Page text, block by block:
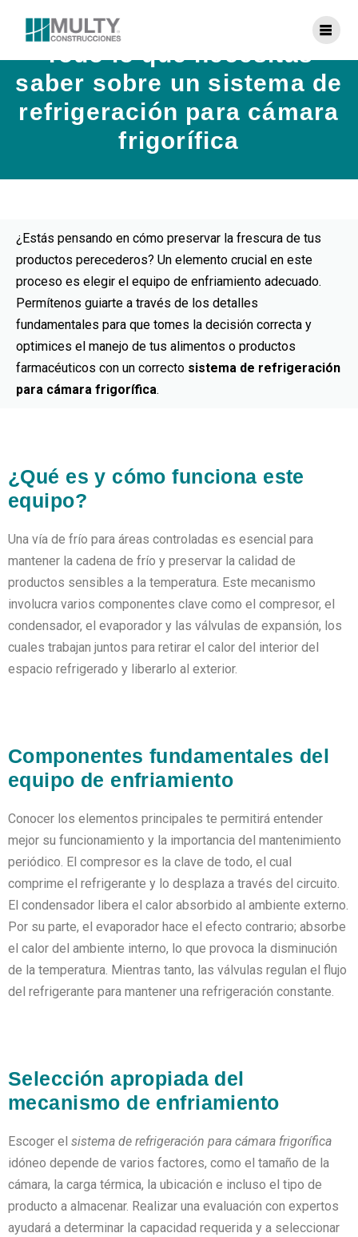
Todo lo que necesitas
saber sobre un sistema de
refrigeración para cámara
frigorífica
¿Estás pensando en cómo preservar la frescura de tus
productos perecederos? Un elemento crucial en este
proceso es elegir el equipo de enfriamiento adecuado.
Permítenos guiarte a través de los detalles
fundamentales para que tomes la decisión correcta y
optimices el manejo de tus alimentos o productos
farmacéuticos con un correcto sistema de refrigeración
para cámara frigorífica.
¿Qué es y cómo funciona este
equipo?
Una vía de frío para áreas controladas es esencial para
mantener la cadena de frío y preservar la calidad de
productos sensibles a la temperatura. Este mecanismo
involucra varios componentes clave como el compresor, el
condensador, el evaporador y las válvulas de expansión, los
cuales trabajan juntos para retirar el calor del interior del
espacio refrigerado y liberarlo al exterior.
Componentes fundamentales del
equipo de enfriamiento
Conocer los elementos principales te permitirá entender
mejor su funcionamiento y la importancia del mantenimiento
periódico. El compresor es la clave de todo, el cual
comprime el refrigerante y lo desplaza a través del circuito.
El condensador libera el calor absorbido al ambiente externo.
Por su parte, el evaporador hace el efecto contrario; absorbe
el calor del ambiente interno, lo que provoca la disminución
de la temperatura. Mientras tanto, las válvulas regulan el flujo
del refrigerante para mantener una refrigeración constante.
Selección apropiada del
mecanismo de enfriamiento
Escoger el sistema de refrigeración para cámara frigorífica
idóneo depende de varios factores, como el tamaño de la
cámara, la carga térmica, la ubicación e incluso el tipo de
producto a almacenar. Realizar una evaluación con expertos
ayudará a determinar la capacidad requerida y a seleccionar